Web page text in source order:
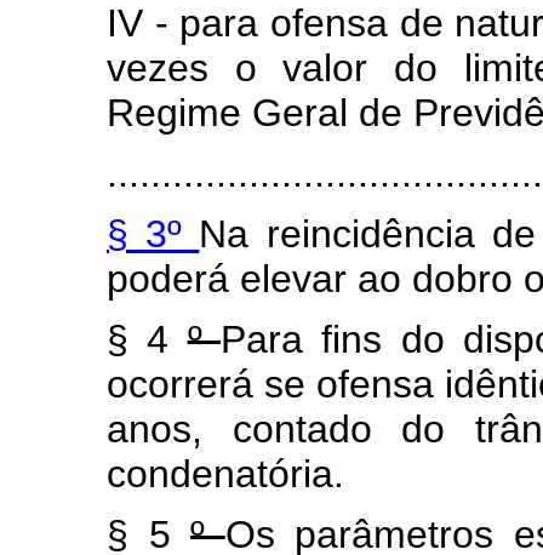
IV - para ofensa de
vezes o valor do
Regime Geral de
§ 3º Na reincidência
poderá elevar ao dobro
§ 4ºPara fins do
ocorrerá se ofensa
anos, contado do
condenatória.
§ 5ºOs parâmetros